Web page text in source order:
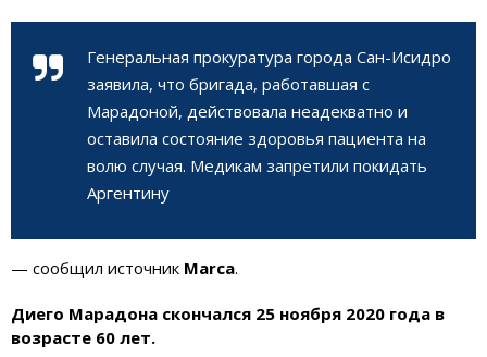
Генеральная прокуратура города Сан-Исидро
заявила, что бригада, работавшая с
Марадоной, действовала неадекватно и
оставила состояние здоровья пациента на
волю случая. Медикам запретили покидать
Аргентину
— сообщил источник Marca.
Диего Марадона скончался 25 ноября 2020 года в
возрасте 60 лет.